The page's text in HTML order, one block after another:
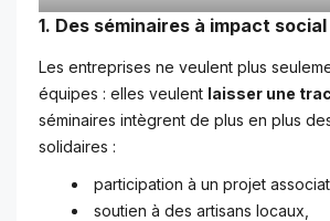
1. Des séminaires à impact
Les entreprises ne veulent plus
équipes : elles veulent laisser une
séminaires intègrent de plus en plus
solidaires :
participation à un projet
soutien à des artisans locaux,